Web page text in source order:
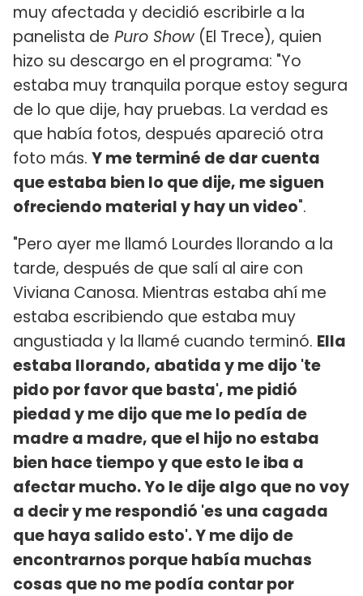
muy afectada y decidió escribirle a la
panelista de Puro Show(El Trece), quien
hizo su descargo en el programa: "Yo
estaba muy tranquila porque estoy segura
de lo que dije, hay pruebas. La verdad es
que había fotos, después apareció otra
foto más. Y me terminé de dar cuenta
que estaba bien lo que dije, me siguen
ofreciendo material y hay un video".
"Pero ayer me llamó Lourdes llorando a la
tarde, después de que salí al aire con
Viviana Canosa. Mientras estaba ahí me
estaba escribiendo que estaba muy
angustiada y la llamé cuando terminó. Ella
estaba llorando, abatida y me dijo 'te
pido por favor que basta', me pidió
piedad y me dijo que me lo pedía de
madre a madre, que el hijo no estaba
bien hace tiempo y que esto le iba a
afectar mucho. Yo le dije algo que no voy
a decir y me respondió 'es una cagada
que haya salido esto'. Y me dijo de
encontrarnos porque había muchas
cosas que no me podía contar por